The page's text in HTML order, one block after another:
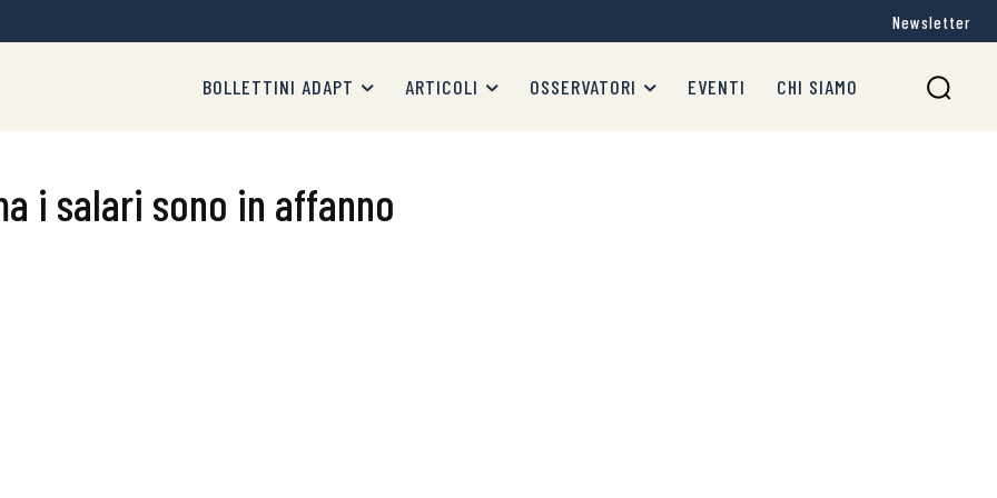
Newsletter
BOLLETTINI ADAPT ARTICOLI OSSERVATORI EVENTI CHI SIAMO
i salari sono in affanno